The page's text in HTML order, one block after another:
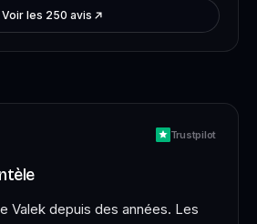
Voir les 250 avis
Trustpilot
Valek depuis des années. Les